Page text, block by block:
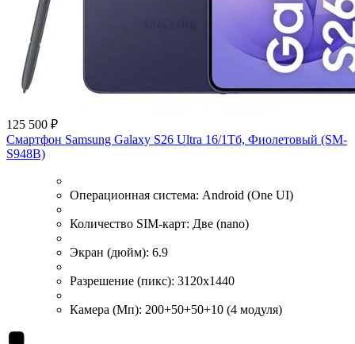
125 500 ₽
Смартфон Samsung Galaxy S26 Ultra 16/1Тб, Фиолетовый (SM-
S948B)
Операционная система: Android (One UI)
Количество SIM-карт: Две (nano)
Экран (дюйм): 6.9
Разрешение (пикс): 3120x1440
Камера (Мп): 200+50+50+10 (4 модуля)